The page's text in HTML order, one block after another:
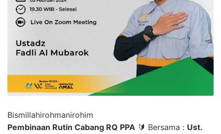
Bismillahirohmanirohim
Pembinaan Rutin Cabang RQ PPA 🔰 Bersama : Ust.